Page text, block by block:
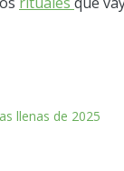
llenas de 2025